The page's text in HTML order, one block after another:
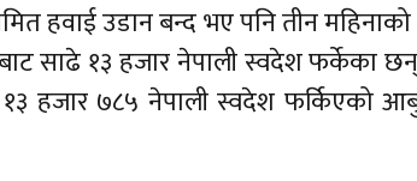
हवाई उडान बन्द भए पनि तीन
साढे १३ हजार नेपाली स्वदेश फर्केका
१३ हजार ७८५ नेपाली स्वदेश फर्किएको